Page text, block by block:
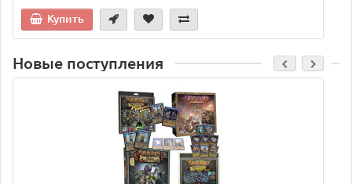
Купить
Новые поступления